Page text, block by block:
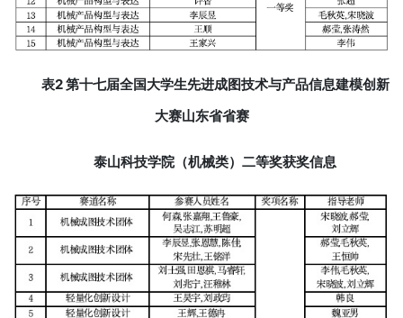
表2 第十七届全国大学生先进成图技术与产品信息建模创新
大赛山东省省赛
泰山科技学院（机械类）二等奖获奖信息